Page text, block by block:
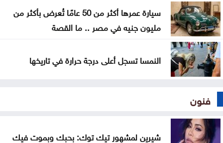
سيارة عمرها أكثر من 50 عامًا تُعرض بأكثر من
مليون جنيه في مصر .. ما القصة
النمسا تسجل أعلى درجة حرارة في تاريخها
فنون
شيرين لمشهور تيك توك: بحبك وبموت فيك